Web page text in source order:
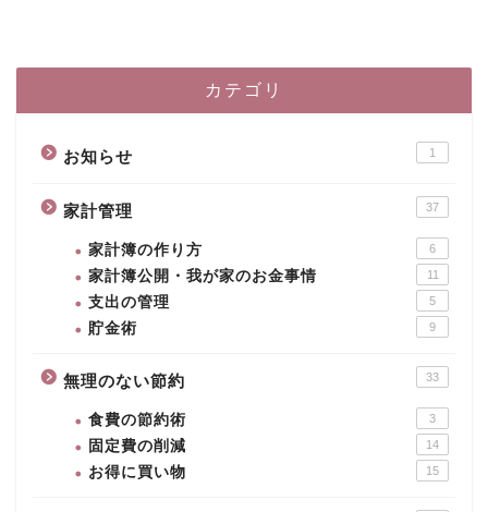
カテゴリ
お知らせ 1
家計管理 37
家計簿の作り方 6
家計簿公開・我が家のお金事情 11
支出の管理 5
貯金術 9
無理のない節約 33
食費の節約術 3
固定費の削減 14
お得に買い物 15